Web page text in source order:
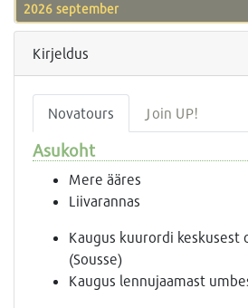
2026 september
Kirjeldus
Novatours Join UP!
Asukoht
Mere ääres
Liivarannas
Kaugus kuurordi keskusest
(Sousse)
Kaugus lennujaamast